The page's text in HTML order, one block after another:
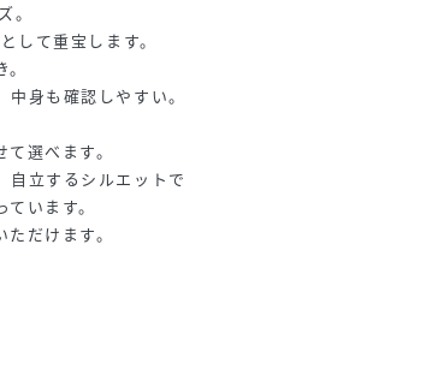
。
して重宝します。
身も確認しやすい。
選べます。
自立するシルエットで
います。
だけます。